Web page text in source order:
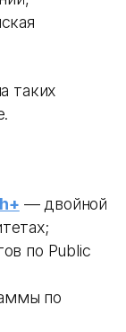
таких
— двойной
по Public
по